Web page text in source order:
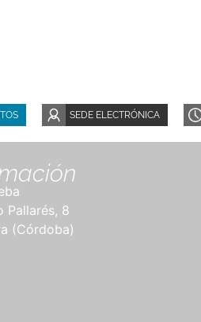
SEDE ELECTRÓNICA
Pallarés, 8
(Córdoba)